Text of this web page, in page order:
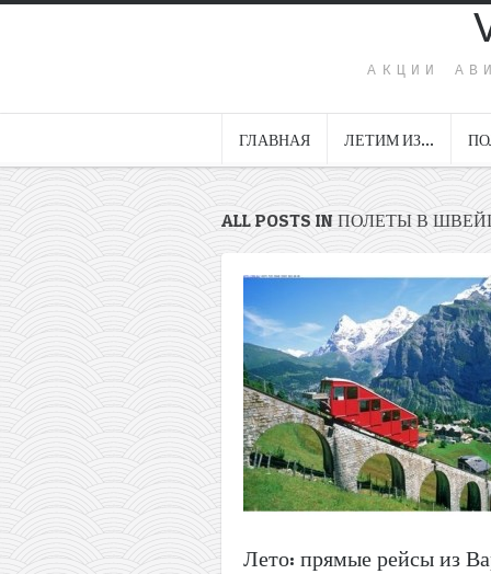
АКЦИИ
ГЛАВНАЯ ЛЕТИМ ИЗ…
ALL POSTS IN ПОЛЕТЫ В
Лето: прямые рейсы из